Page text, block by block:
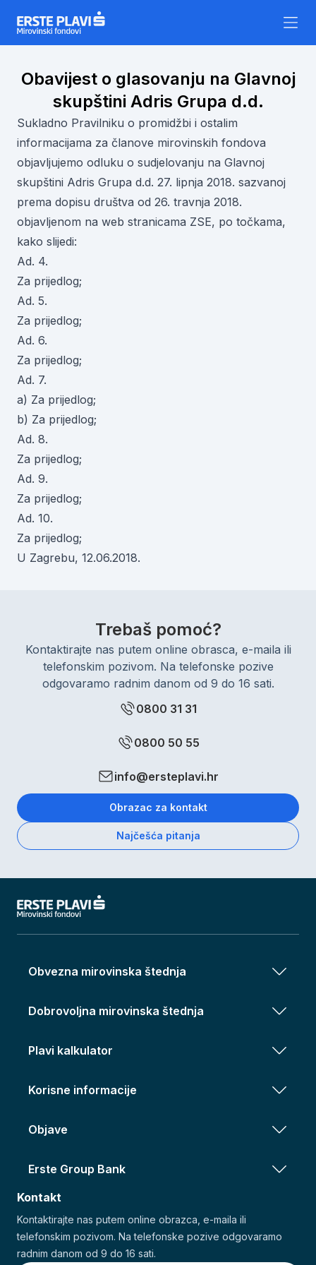
Obavijest o glasovanju na Glavnoj
skupštini Adris Grupa d.d.
Sukladno Pravilniku o promidžbi i ostalim
informacijama za članove mirovinskih fondova
objavljujemo odluku o sudjelovanju na Glavnoj
skupštini Adris Grupa d.d. 27. lipnja 2018. sazvanoj
prema dopisu društva od 26. travnja 2018.
objavljenom na web stranicama ZSE, po točkama,
kako slijedi:
Ad. 4.
Za prijedlog;
Ad. 5.
Za prijedlog;
Ad. 6.
Za prijedlog;
Ad. 7.
a) Za prijedlog;
b) Za prijedlog;
Ad. 8.
Za prijedlog;
Ad. 9.
Za prijedlog;
Ad. 10.
Za prijedlog;
U Zagrebu, 12.06.2018.
Trebaš pomoć?
Kontaktirajte nas putem online obrasca, e-maila ili
telefonskim pozivom. Na telefonske pozive
odgovaramo radnim danom od 9 do 16 sati.
0800 31 31
0800 50 55
info@ersteplavi.hr
Obrazac za kontakt
Najčešća pitanja
Obvezna mirovinska štednja
Dobrovoljna mirovinska štednja
Plavi kalkulator
Korisne informacije
Objave
Erste Group Bank
Kontakt
Kontaktirajte nas putem online obrazca, e-maila ili
telefonskim pozivom. Na telefonske pozive odgovaramo
radnim danom od 9 do 16 sati.